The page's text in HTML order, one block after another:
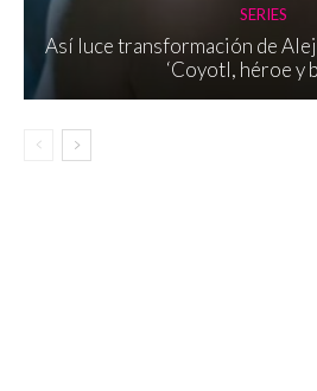
SERIES
Así luce transformación de
‘Coyotl, héroe y